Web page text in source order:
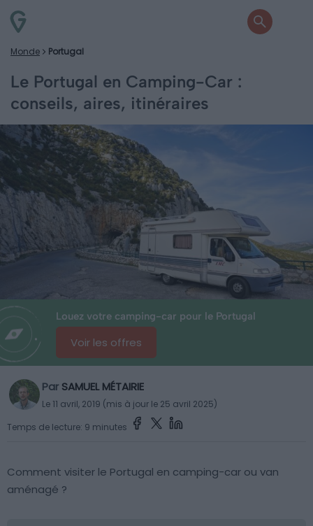
Monde Portugal
Le Portugal en Camping-Car :
conseils, aires, itinéraires
Louez votre camping-car pour le Portugal
Voir les offres
Par SAMUEL MÉTAIRIE
Le 11 avril, 2019 (mis à jour le 25 avril 2025)
Temps de lecture: 9 minutes
Comment visiter le Portugal en camping-car ou van
aménagé ?